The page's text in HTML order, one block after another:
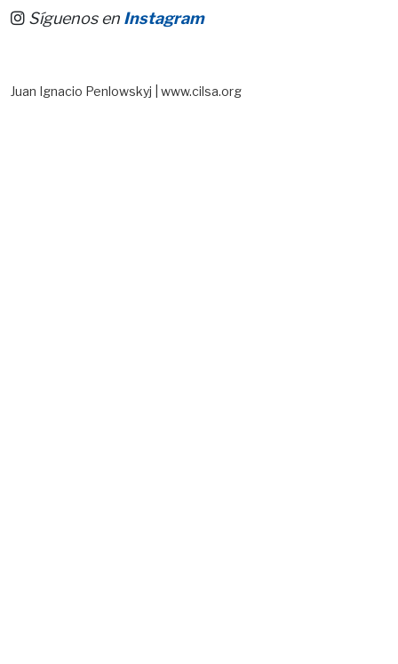
Síguenos en Instagram
Juan Ignacio Penlowskyj | www.cilsa.org